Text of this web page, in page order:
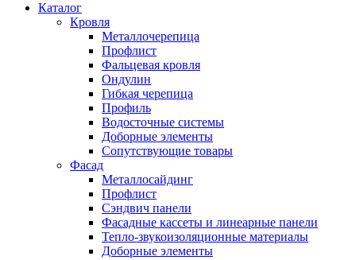
Каталог
Кровля
Металлочерепица
Профлист
Фальцевая кровля
Ондулин
Гибкая черепица
Профиль
Водосточные системы
Доборные элементы
Сопутствующие товары
Фасад
Металлосайдинг
Профлист
Сэндвич панели
Фасадные кассеты и линеарные панели
Тепло-звукоизоляционные материалы
Доборные элементы